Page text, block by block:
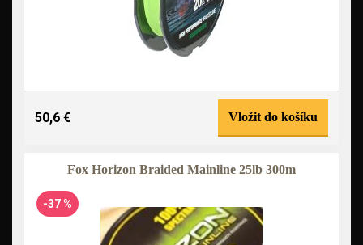
50,6 € Vložit do košíku
Fox Horizon Braided Mainline 25lb 300m
-37 %